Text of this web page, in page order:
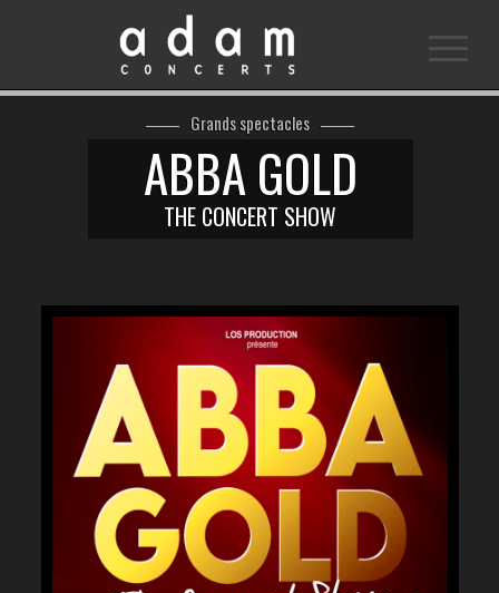
Grands spectacles
ABBA GOLD
THE CONCERT SHOW